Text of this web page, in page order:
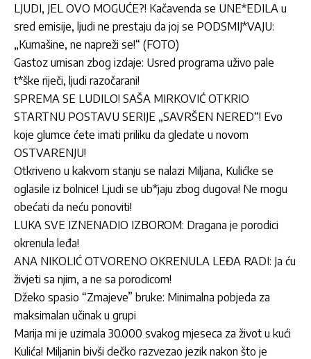
LJUDI, JEL OVO MOGUĆE?! Kačavenda se UNE*EDILA u
sred emisije, ljudi ne prestaju da joj se PODSMIJ*VAJU:
„Kumašine, ne napreži se!“ (FOTO)
Gastoz urnisan zbog izdaje: Usred programa uživo pale
t*ške riječi, ljudi razočarani!
SPREMA SE LUDILO! SAŠA MIRKOVIĆ OTKRIO
STARTNU POSTAVU SERIJE „SAVRŠEN NERED“! Evo
koje glumce ćete imati priliku da gledate u novom
OSTVARENJU!
Otkriveno u kakvom stanju se nalazi Miljana, Kulićke se
oglasile iz bolnice! Ljudi se ub*jaju zbog dugova! Ne mogu
obećati da neću ponoviti!
LUKA SVE IZNENADIO IZBOROM: Dragana je porodici
okrenula leđa!
ANA NIKOLIĆ OTVORENO OKRENULA LEĐA RADI: Ja ću
živjeti sa njim, a ne sa porodicom!
Džeko spasio “Zmajeve” bruke: Minimalna pobjeda za
maksimalan učinak u grupi
Marija mi je uzimala 30.000 svakog mjeseca za život u kući
Kulića! Miljanin bivši dečko razvezao jezik nakon što je